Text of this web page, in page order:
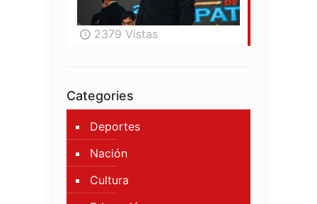
2379 Vistas
Categories
Deportes
Nación
Cultura